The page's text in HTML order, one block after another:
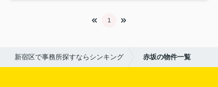
1
新宿区で事務所探すならシンキング 赤坂の物件一覧